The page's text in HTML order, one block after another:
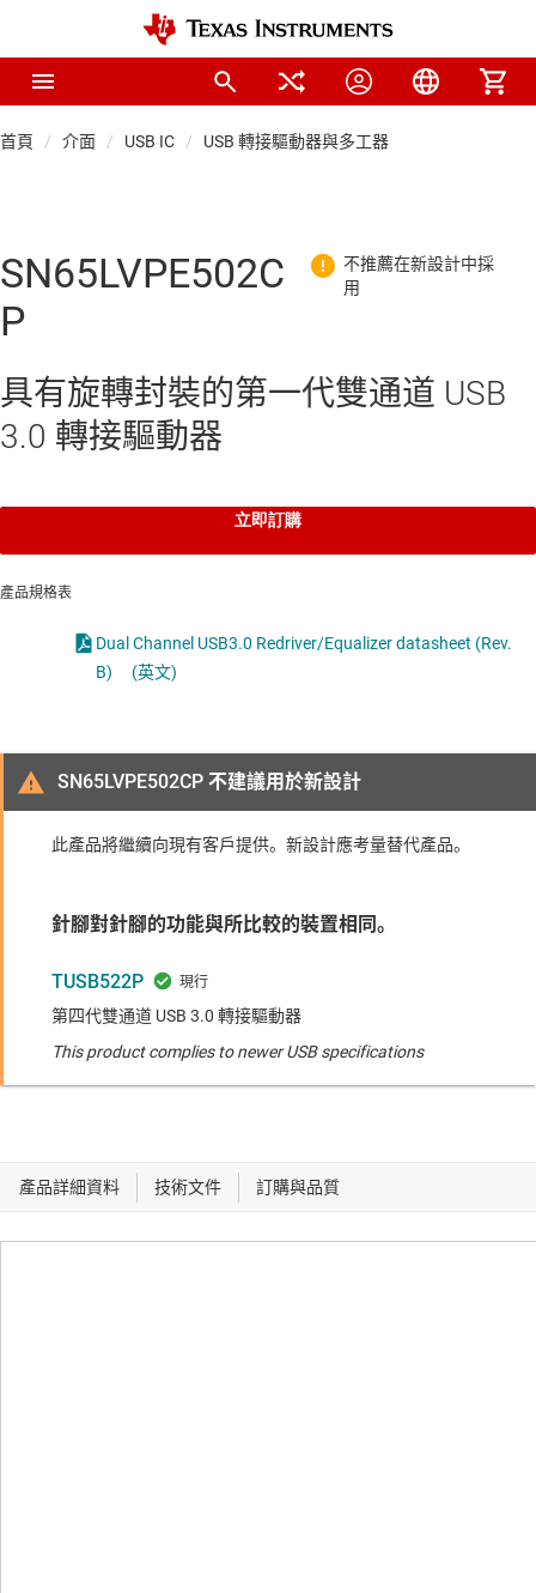
首頁 介面 USB IC USB 轉接驅動器與多工器
SN65LVPE502C
P
具有旋轉封裝的第一代雙通道 USB
3.0 轉接驅動器
立即訂購
產品規格表
Dual Channel USB3.0 Redriver/Equalizer datasheet (Rev.
B)
(英文)
SN65LVPE502CP 不建議用於新設計
此產品將繼續向現有客戶提供。新設計應考量替代產品。
針腳對針腳的功能與所比較的裝置相同。
TUSB522P
第四代雙通道 USB 3.0 轉接驅動器
This product complies to newer USB specifications